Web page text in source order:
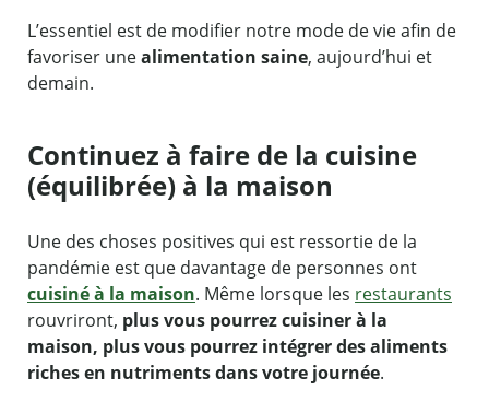
L’essentiel est de modifier notre mode de vie afin de
favoriser unealimentation saine, aujourd’hui et
demain.
Continuez à faire de la cuisine
(équilibrée) à la maison
Une des choses positives qui est ressortie de la
pandémie est que davantage de personnes ont
cuisiné à la maison. Même lorsque les restaurants
rouvriront, plus vous pourrez cuisiner à la
maison, plus vous pourrez intégrer des aliments
riches en nutriments dans votre journée.